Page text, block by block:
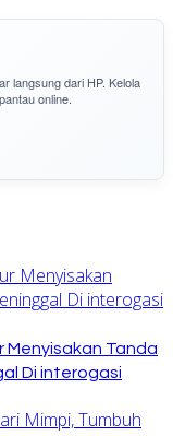
langsung dari HP. Kelola
online.
Menyisakan Tanda
Di interogasi